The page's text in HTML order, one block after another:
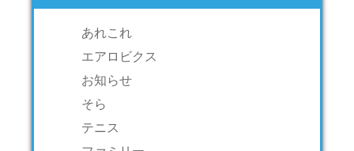
あれこれ
エアロビクス
お知らせ
そら
テニス